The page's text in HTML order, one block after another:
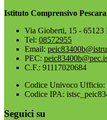
Istituto Comprensivo
Via Gioberti, 15 - 65123
Tel: 08572955
Email:
PEC:
C.F.: 91117020684
Codice Univoco
Codice IPA:
Seguici su